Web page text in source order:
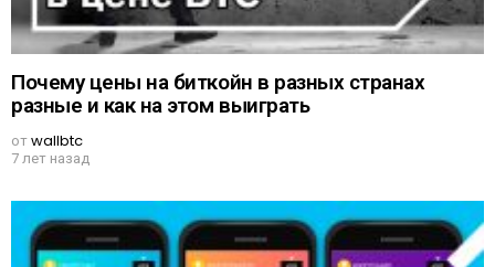
Почему цены на биткойн в разных странах
разные и как на этом выиграть
отwallbtc
7 лет назад